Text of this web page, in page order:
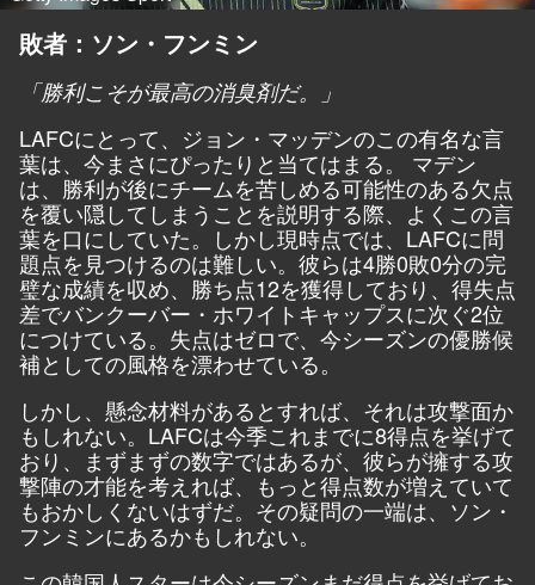
敗者：ソン・フンミン
「勝利こそが最高の消臭剤だ。」
LAFCにとって、ジョン・マッデンのこの有名な言
葉は、今まさにぴったりと当てはまる。 マデン
は、勝利が後にチームを苦しめる可能性のある欠点
を覆い隠してしまうことを説明する際、よくこの言
葉を口にしていた。しかし現時点では、LAFCに問
題点を見つけるのは難しい。彼らは4勝0敗0分の完
璧な成績を収め、勝ち点12を獲得しており、得失点
差でバンクーバー・ホワイトキャップスに次ぐ2位
につけている。失点はゼロで、今シーズンの優勝候
補としての風格を漂わせている。
しかし、懸念材料があるとすれば、それは攻撃面か
もしれない。LAFCは今季これまでに8得点を挙げて
おり、まずまずの数字ではあるが、彼らが擁する攻
撃陣の才能を考えれば、もっと得点数が増えていて
もおかしくないはずだ。その疑問の一端は、ソン・
フンミンにあるかもしれない。